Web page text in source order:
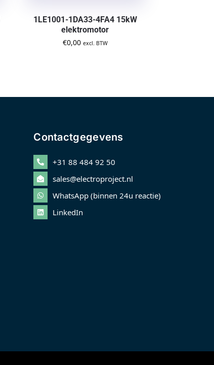
1LE1001-1DA33-4FA4 15kW
elektromotor
€0,00 excl. BTW
Contactgegevens
+31 88 484 92 50
sales@electroproject.nl
WhatsApp (binnen 24u reactie)
LinkedIn